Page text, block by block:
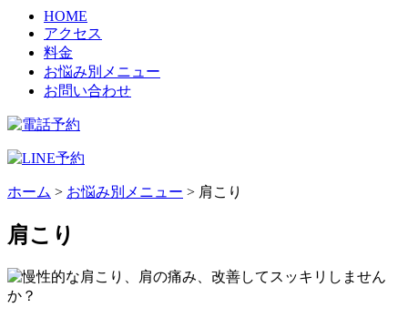
HOME
アクセス
料金
お悩み別メニュー
お問い合わせ
ホーム > お悩み別メニュー > 肩こり
肩こり